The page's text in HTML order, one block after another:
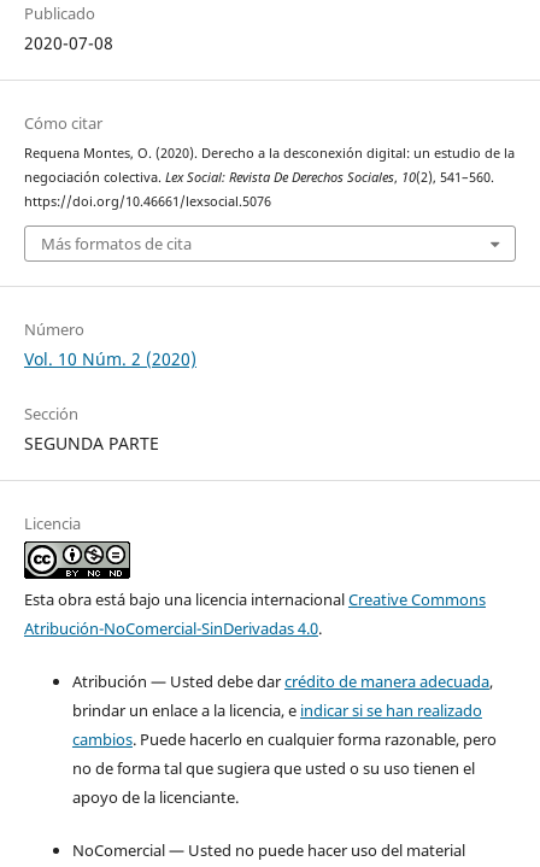
Publicado
2020-07-08
Cómo citar
Requena Montes, O. (2020). Derecho a la desconexión digital: un estudio de la
negociación colectiva. Lex Social: Revista De Derechos Sociales, 10(2), 541–560.
https://doi.org/10.46661/lexsocial.5076
Más formatos de cita
Número
Vol. 10 Núm. 2 (2020)
Sección
SEGUNDA PARTE
Licencia
Esta obra está bajo una licencia internacionalCreative Commons
Atribución-NoComercial-SinDerivadas 4.0.
Atribución — Usted debe darcrédito de manera adecuada,
brindar un enlace a la licencia, e indicar si se han realizado
cambios. Puede hacerlo en cualquier forma razonable, pero
no de forma tal que sugiera que usted o su uso tienen el
apoyo de la licenciante.
NoComercial — Usted no puede hacer uso del material